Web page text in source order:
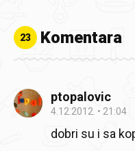
23 Komentara
ptopalovic
4.12.2012. 21:04
dobri su i sa